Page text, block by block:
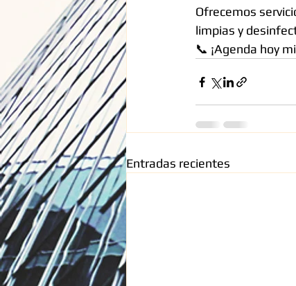
Ofrecemos
limpias y
📞 ¡Agenda hoy
Entradas recientes